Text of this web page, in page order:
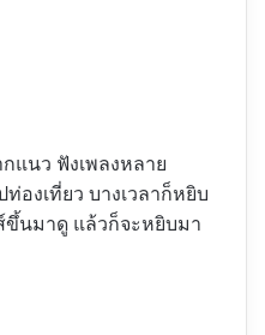
แนว ฟังเพลงหลาย
องเที่ยว บางเวลาก็หยิบ
นมาดู แล้วก็จะหยิบมา